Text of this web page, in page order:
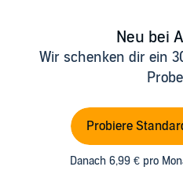
Neu bei
Wir schenken dir ein
Probiere
Danach 6,99 € pro